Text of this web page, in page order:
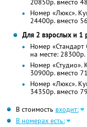
20850р. вместо
Номер «Люкс».
24400р. вместо
Для 2 взрослых и 1
Номер «Стандарт
на месте:
Номер «Студио».
30900р. вместо
Номер «Люкс».
34350р. вместо
В стоимость входит:
В номерах есть: